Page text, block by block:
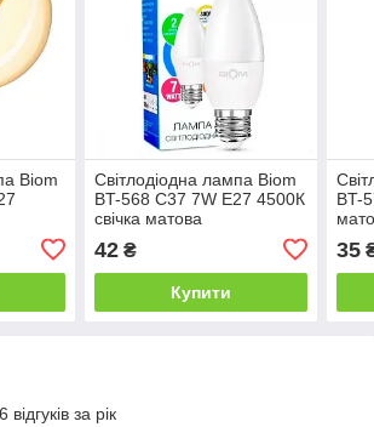
Biom
Світлодіодна лампа Biom
BT-568 C37 7W E27 4500К
свічка матова
42₴
Купити
BT-
35
за рік